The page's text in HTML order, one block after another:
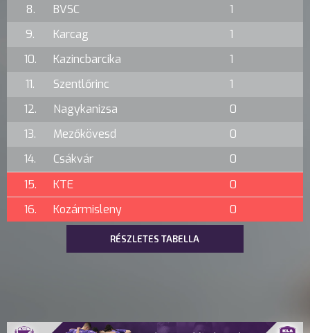
8.
BVSC
1
9.
Karcag
1
10.
Kazincbarcika
1
11.
Szentlőrinc
1
12.
Nagykanizsa
0
13.
Mezőkövesd
0
14.
Csákvár
0
15.
KTE
0
16.
Kozármisleny 0
RÉSZLETES TABELLA